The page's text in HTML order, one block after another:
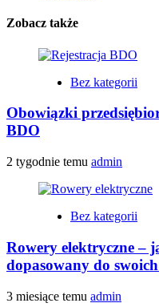
Zobacz także
Bez kategorii
Obowiązki
BDO
2 tygodnie temu admin
Bez kategorii
Rowery elektryczne –
dopasowany do
3 miesiące temu admin